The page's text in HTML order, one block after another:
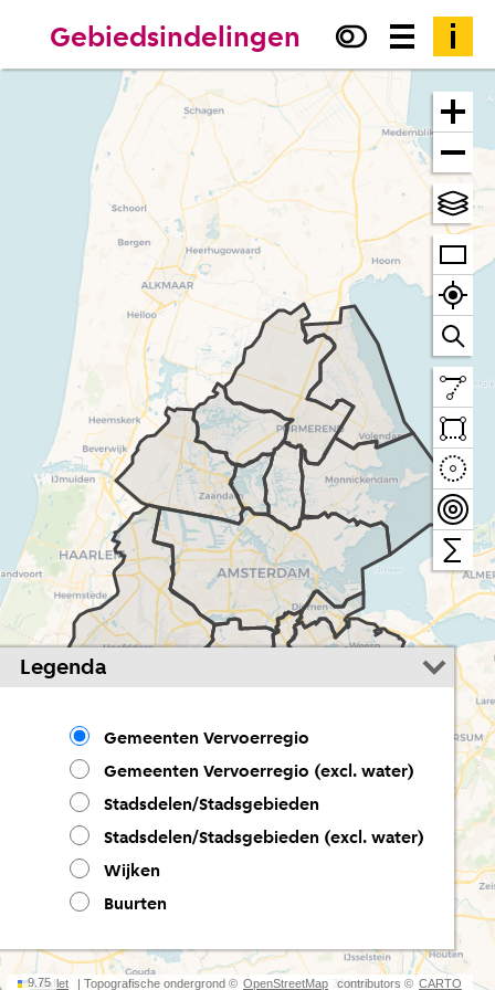
Gebiedsindelingen
Legenda
Gemeenten Vervoerregio
Gemeenten Vervoerregio (excl. water)
Stadsdelen/Stadsgebieden
Stadsdelen/Stadsgebieden (excl. water)
Wijken
Buurten
20 km
Leaflet | Topografische ondergrond © OpenStreetMap contributors © CARTO
9.75